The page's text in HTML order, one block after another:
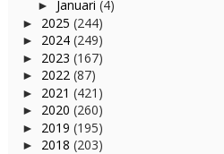
► Januari (4)
► 2025 (244)
► 2024 (249)
► 2023 (167)
► 2022 (87)
► 2021 (421)
► 2020 (260)
► 2019 (195)
► 2018 (203)